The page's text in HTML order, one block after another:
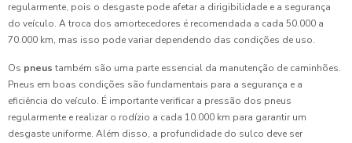
regularmente, pois o desgaste pode afetar a dirigibilidade e a segurança
do veículo. A troca dos amortecedores é recomendada a cada 50.000 a
70.000 km, mas isso pode variar dependendo das condições de uso.
Os pneus também são uma parte essencial da manutenção de caminhões.
Pneus em boas condições são fundamentais para a segurança e a
eficiência do veículo. É importante verificar a pressão dos pneus
regularmente e realizar o rodízio a cada 10.000 km para garantir um
desgaste uniforme. Além disso, a profundidade do sulco deve ser